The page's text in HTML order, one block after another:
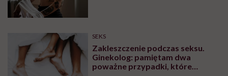
SEKS
Zakleszczenie podczas seksu.
Ginekolog: pamiętam dwa
poważne przypadki, które